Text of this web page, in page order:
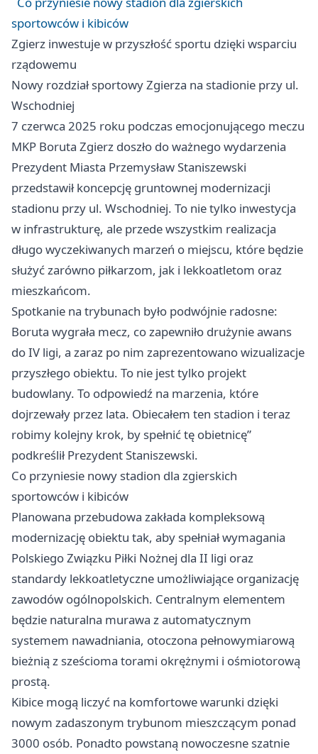
sportowców i kibiców
Zgierz inwestuje w przyszłość sportu dzięki wsparciu
rządowemu
Nowy rozdział sportowy Zgierza na stadionie przy ul.
Wschodniej
7 czerwca 2025 roku podczas emocjonującego meczu
MKP Boruta Zgierz doszło do ważnego wydarzenia
Prezydent Miasta Przemysław Staniszewski
przedstawił koncepcję gruntownej modernizacji
stadionu przy ul. Wschodniej. To nie tylko inwestycja
w infrastrukturę, ale przede wszystkim realizacja
długo wyczekiwanych marzeń o miejscu, które będzie
służyć zarówno piłkarzom, jak i lekkoatletom oraz
mieszkańcom.
Spotkanie na trybunach było podwójnie radosne:
Boruta wygrała mecz, co zapewniło drużynie awans
do IV ligi, a zaraz po nim zaprezentowano wizualizacje
przyszłego obiektu. To nie jest tylko projekt
budowlany. To odpowiedź na marzenia, które
dojrzewały przez lata. Obiecałem ten stadion i teraz
robimy kolejny krok, by spełnić tę obietnicę”
podkreślił Prezydent Staniszewski.
Co przyniesie nowy stadion dla zgierskich
sportowców i kibiców
Planowana przebudowa zakłada kompleksową
modernizację obiektu tak, aby spełniał wymagania
Polskiego Związku Piłki Nożnej dla II ligi oraz
standardy lekkoatletyczne umożliwiające organizację
zawodów ogólnopolskich. Centralnym elementem
będzie naturalna murawa z automatycznym
systemem nawadniania, otoczona pełnowymiarową
bieżnią z sześcioma torami okrężnymi i ośmiotorową
prostą.
Kibice mogą liczyć na komfortowe warunki dzięki
nowym zadaszonym trybunom mieszczącym ponad
3000 osób. Ponadto powstaną nowoczesne szatnie